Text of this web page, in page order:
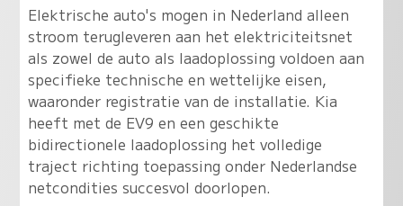
Elektrische auto's mogen in Nederland alleen
stroom terugleveren aan het elektriciteitsnet
als zowel de auto als laadoplossing voldoen aan
specifieke technische en wettelijke eisen,
waaronder registratie van de installatie. Kia
heeft met de EV9 en een geschikte
bidirectionele laadoplossing het volledige
traject richting toepassing onder Nederlandse
netcondities succesvol doorlopen.